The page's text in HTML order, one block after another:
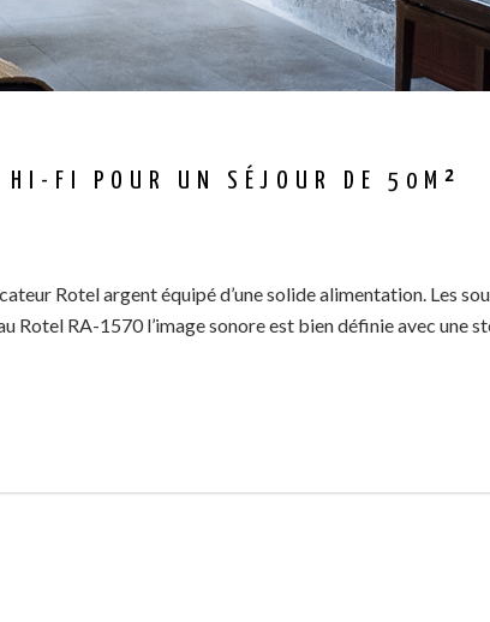
HI-FI POUR UN SÉJOUR DE 50M²
Rotel argent équipé d’une solide alimentation. Les
RA-1570 l’image sonore est bien définie avec une